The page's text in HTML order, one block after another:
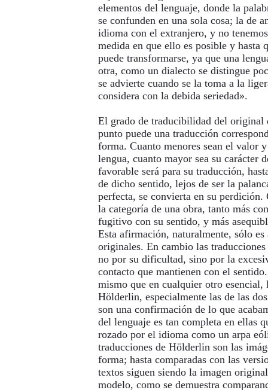
elementos del lenguaje, donde la
se confunden en una sola cosa; la de
idioma con el extranjero, y no
medida en que ello es posible y hasta
puede transformarse, ya que una
otra, como un dialecto se distingue
se advierte cuando se la toma a la
considera con la debida seriedad».
El grado de traducibilidad del original
punto puede una traducción
forma. Cuanto menores sean el valor
lengua, cuanto mayor sea su carácter
favorable será para su traducción,
de dicho sentido, lejos de ser la
perfecta, se convierta en su perdición.
la categoría de una obra, tanto más
fugitivo con su sentido, y más
Esta afirmación, naturalmente, sólo
originales. En cambio las
no por su dificultad, sino por la
contacto que mantienen con el
mismo que en cualquier otro esencial,
Hölderlin, especialmente las de las
son una confirmación de lo que
del lenguaje es tan completa en ellas
rozado por el idioma como un arpa
traducciones de Hölderlin son las
forma; hasta comparadas con las
textos siguen siendo la imagen
modelo, como se demuestra